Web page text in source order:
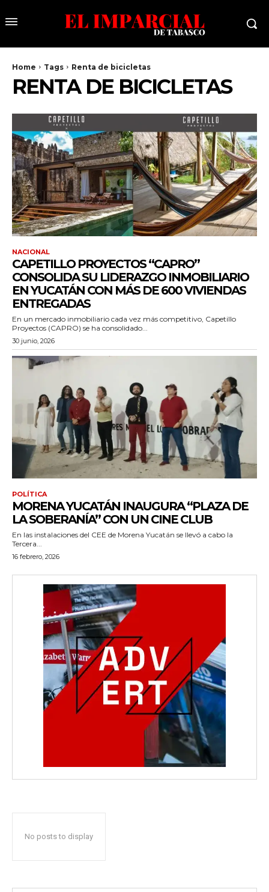
Home Tags Renta de bicicletas
RENTA DE BICICLETAS
NACIONAL
CAPETILLO PROYECTOS “CAPRO”
CONSOLIDA SU LIDERAZGO INMOBILIARIO
EN YUCATÁN CON MÁS DE 600 VIVIENDAS
ENTREGADAS
En un mercado inmobiliario cada vez más competitivo, Capetillo
Proyectos (CAPRO) se ha consolidado...
30 junio, 2026
POLÍTICA
MORENA YUCATÁN INAUGURA “PLAZA DE
LA SOBERANÍA” CON UN CINE CLUB
En las instalaciones del CEE de Morena Yucatán se llevó a cabo la
Tercera...
16 febrero, 2026
No posts to display